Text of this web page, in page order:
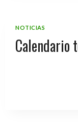
NOTICIAS
Calendario